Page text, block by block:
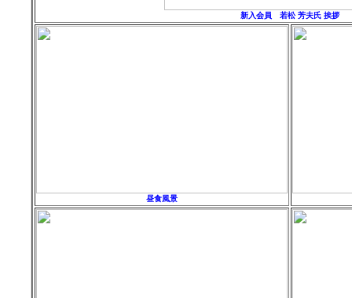
新入会員 若松 芳夫氏 挨拶
昼食風景